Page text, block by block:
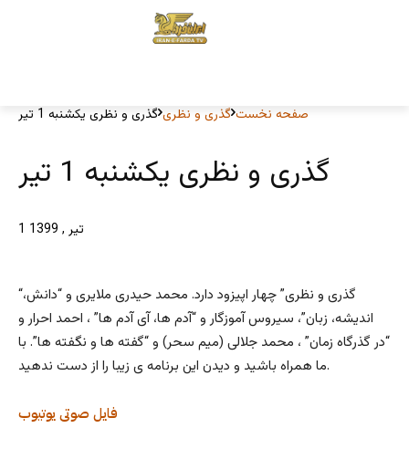
صفحه نخست گذری و نظری گذری و نظری یکشنبه 1 تیر
گذری و نظری یکشنبه 1 تیر
1 تیر , 1399
“گذری و نظری” چهار اپیزود دارد. محمد حیدری ملایری و “دانش،
اندیشه، زبان”، سیروس آموزگار و “آدم ها، آی آدم ها” ، احمد احرار و
“در گذرگاه زمان” ، محمد جلالی (میم سحر) و “گفته ها و نگفته ها”. با
ما همراه باشید و دیدن این برنامه ی زیبا را از دست ندهید.
یوتیوب فایل صوتی